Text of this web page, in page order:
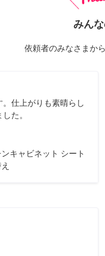
みん
依頼者のみなさまか
仕上がりも素晴らし
た。
キャビネット シート